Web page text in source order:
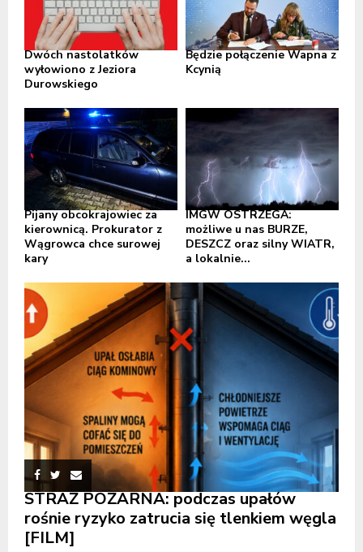
Dwóch nastolatków
wyłowiono z Jeziora
Durowskiego
Będzie połączenie Wapna z
Kcynią
Pijany obcokrajowiec za
kierownicą. Prokurator z
Wągrowca chce surowej
kary
IMGW OSTRZEGA:
możliwe u nas BURZE,
DESZCZ oraz silny WIATR,
a lokalnie...
STRAŻ POŻARNA: podczas upałów
rośnie ryzyko zatrucia się tlenkiem węgla
[FILM]